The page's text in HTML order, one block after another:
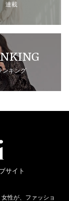
連載
ンキング
サイト
性が、ファッショ